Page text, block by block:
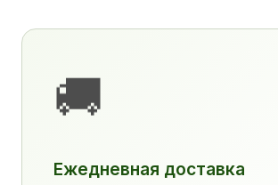
🚚
Ежедневная доставка